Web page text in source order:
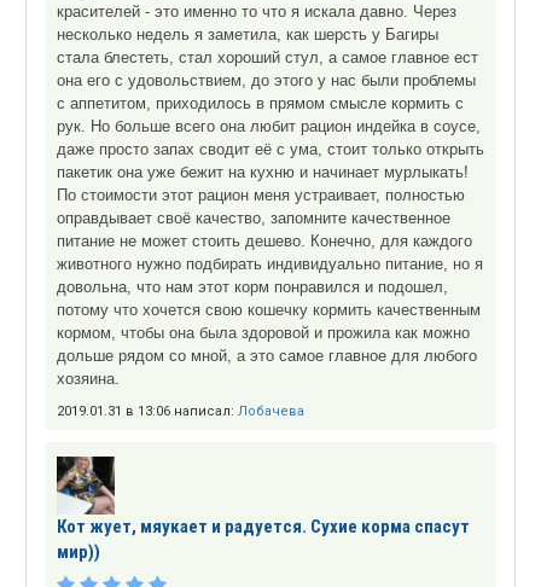
красителей - это именно то что я искала давно. Через
несколько недель я заметила, как шерсть у Багиры
стала блестеть, стал хороший стул, а самое главное ест
она его с удовольствием, до этого у нас были проблемы
с аппетитом, приходилось в прямом смысле кормить с
рук. Но больше всего она любит рацион индейка в соусе,
даже просто запах сводит её с ума, стоит только открыть
пакетик она уже бежит на кухню и начинает мурлыкать!
По стоимости этот рацион меня устраивает, полностью
оправдывает своё качество, запомните качественное
питание не может стоить дешево. Конечно, для каждого
животного нужно подбирать индивидуально питание, но я
довольна, что нам этот корм понравился и подошел,
потому что хочется свою кошечку кормить качественным
кормом, чтобы она была здоровой и прожила как можно
дольше рядом со мной, а это самое главное для любого
хозяина.
2019.01.31 в 13:06 написал: Лобачева
Кот жует, мяукает и радуется. Сухие корма спасут
мир))